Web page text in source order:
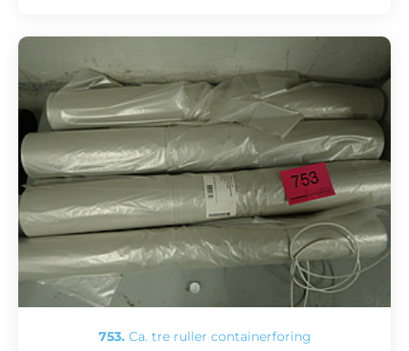
753. Ca. tre ruller containerforing